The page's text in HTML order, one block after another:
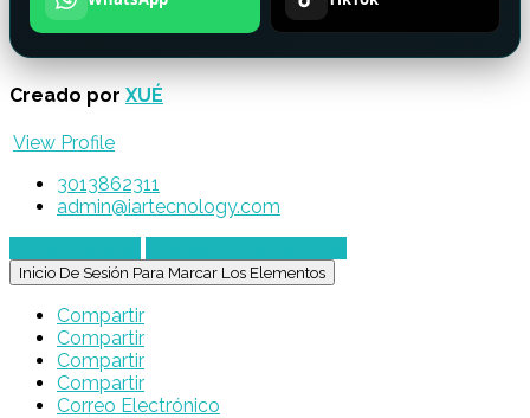
Creado por XUÉ
View Profile
3013862311
admin@iartecnology.com
Inicio De Sesión Para Marcar Los Elementos
Compartir
Compartir
Compartir
Compartir
Correo Electrónico